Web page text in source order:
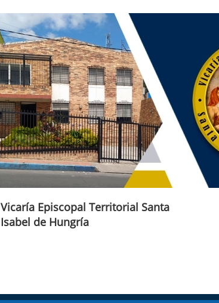
Vicaría Episcopal Territorial Santa
Isabel de Hungría